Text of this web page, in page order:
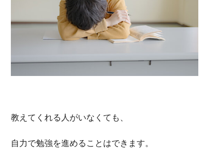
教えてくれる人がいなくても、
自力で勉強を進めることはできます。